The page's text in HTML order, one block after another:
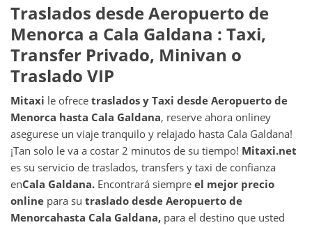
Traslados desdeAeropuerto de
Menorca a Cala Galdana : Taxi,
Transfer Privado, Minivan o
Traslado VIP
Mitaxi le ofrece traslados y Taxi desde Aeropuerto de
Menorca hasta Cala Galdana, reserve ahora onliney
asegurese un viaje tranquilo y relajado hasta Cala Galdana!
¡Tan solo le va a costar 2 minutos de su tiempo! Mitaxi.net
es su servicio de traslados, transfers y taxi de confianza
enCala Galdana. Encontrará siempre el mejor precio
online para su traslado desde Aeropuerto de
Menorcahasta Cala Galdana, para el destino que usted